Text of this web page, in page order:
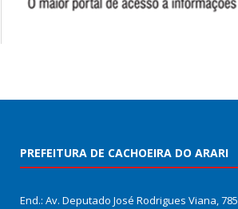
PREFEITURA DE CACHOEIRA DO ARARI
End.: Av. Deputado José Rodrigues Viana, 785